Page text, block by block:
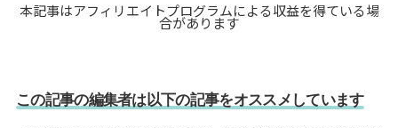
本記事はアフィリエイトプログラムによる収益を得ている場
合があります
この記事の編集者は以下の記事をオススメしています